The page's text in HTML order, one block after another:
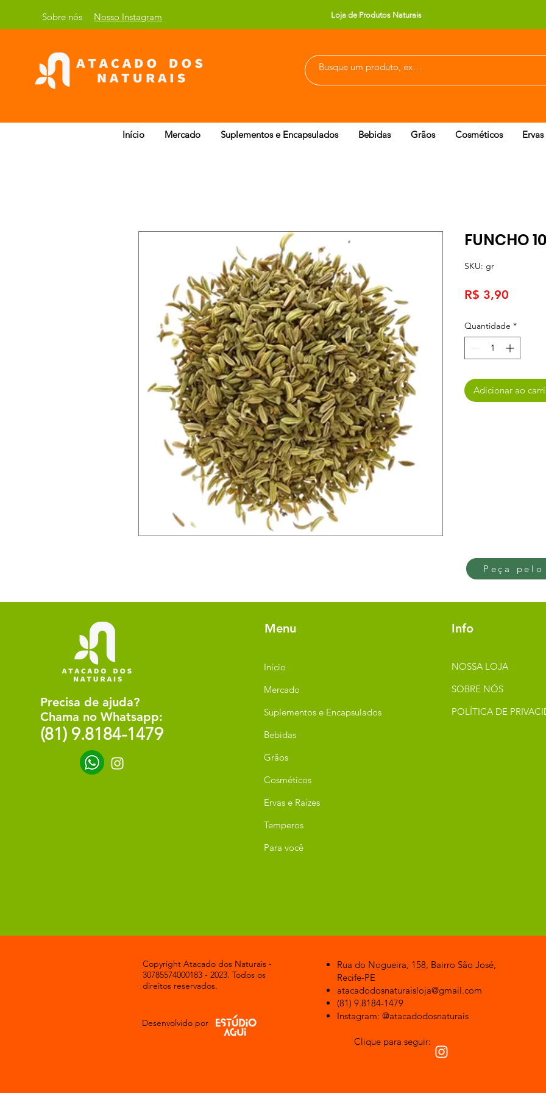
Sobre nós Nosso Instagram Loja de Produtos Naturais
Início Mercado Suplementos e Encapsulados Bebidas Grãos Cosméticos
FUNCHO
SKU: gr
R$ 3,90
Quantidade *
Adicionar ao
Peça
Precisa de ajuda?
Chama no Whatsapp:
(81) 9.8184-1479
Menu
Início
Mercado
Suplementos e Encapsulados
Bebidas
Grãos
Cosméticos
Ervas e Raízes
Temperos
Para você
Info
NOSSA LOJA
SOBRE NÓS
POLÍTICA DE
Copyright Atacado dos Naturais -
30785574000183 - 2023. Todos os
direitos reservados.
Desenvolvido por
Rua do Nogueira, 158, Bairro São José,
Recife-PE
atacadodosnaturaisloja@gmail.com
(81) 9.8184-1479
Instagram: @atacadodosnaturais
Clique para seguir: